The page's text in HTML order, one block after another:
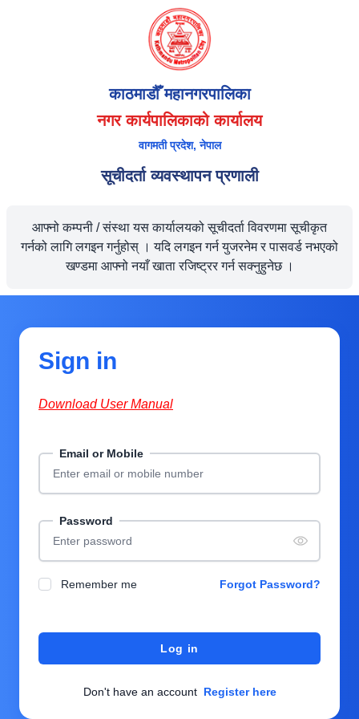
काठमाडौँ महानगरपालिका
नगर कार्यपालिकाको कार्यालय
वागमती प्रदेश, नेपाल
सूचीदर्ता व्यवस्थापन प्रणाली
आफ्नो कम्पनी / संस्था यस कार्यालयको सूचीदर्ता विवरणमा सूचीकृत
गर्नको लागि लगइन गर्नुहोस् । यदि लगइन गर्न युजरनेम र पासवर्ड नभएको
खण्डमा आफ्नो नयाँ खाता रजिष्ट्रर गर्न सक्नुहुनेछ ।
Sign in
Download User Manual
Email or Mobile
Password
Remember me Forgot Password?
Log in
Don't have an account Register here